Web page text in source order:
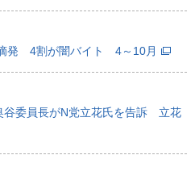
摘発 4割が闇バイト 4～10月
谷委員長がN党立花氏を告訴 立花